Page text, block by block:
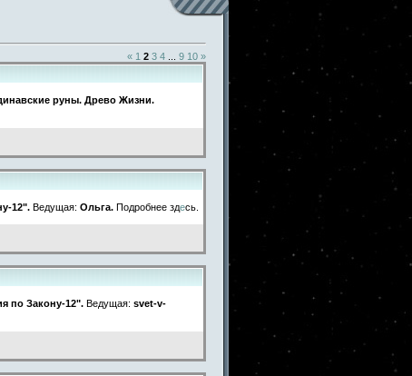
« 1 2 3 4 9 10 »
руны. Древо Жизни.
12". Ведущая: Ольга. Подробнее здесь.
по Закону-12". Ведущая: svet-v-